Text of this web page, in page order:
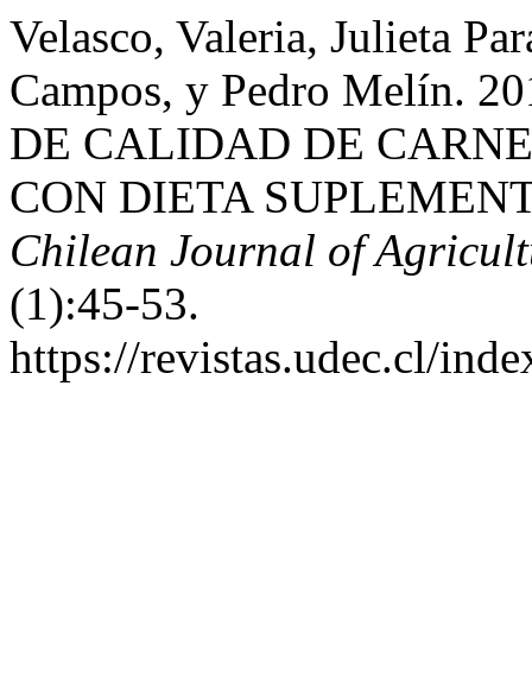
Velasco, Valeria, Julieta
Campos, y Pedro Melín.
DE CALIDAD DE
CON DIETA
Chilean Journal of
(1):45-53.
https://revistas.udec.cl/